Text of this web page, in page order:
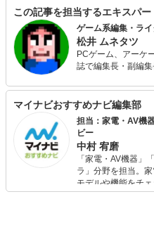
この記事を担当するエキスパー
ゲーム系編集・ラ
松井 ムネタツ
PCゲーム、アーケ
誌で編集長・副編
ボードゲームメデ
（副編集長）など
マイナビおすすめナビ編集部
担当：家電・AV機
ビー
中村 宥磨
「家電・AV機器」
ラ」分野を担当。
モデルや機能をチ
ムを楽しみながら